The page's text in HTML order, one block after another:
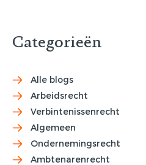
Categorieën
Alle blogs
Arbeidsrecht
Verbintenissenrecht
Algemeen
Ondernemingsrecht
Ambtenarenrecht